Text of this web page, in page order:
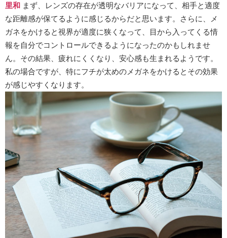
里和 まず、レンズの存在が透明なバリアになって、相手と適度
な距離感が保てるように感じるからだと思います。さらに、メ
ガネをかけると視界が適度に狭くなって、目から入ってくる情
報を自分でコントロールできるようになったのかもしれませ
ん。その結果、疲れにくくなり、安心感も生まれるようです。
私の場合ですが、特にフチが太めのメガネをかけるとその効果
が感じやすくなります。